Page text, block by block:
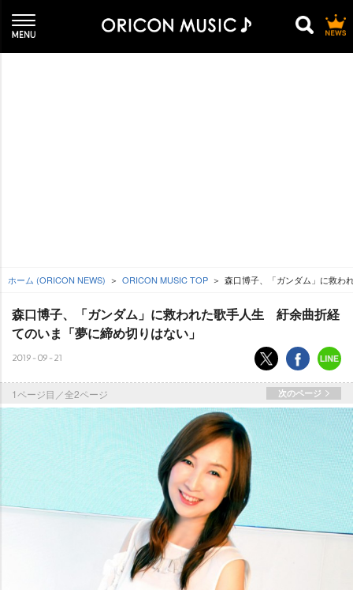
ホーム (ORICON NEWS) ORICON MUSIC TOP 森口博子、「ガンダム」に救わ
森口博子、「ガンダム」に救われた歌手人生 紆余曲折経
てのいま「夢に締め切りはない」
2019-09-21
1ページ目／全2ページ 次のページ